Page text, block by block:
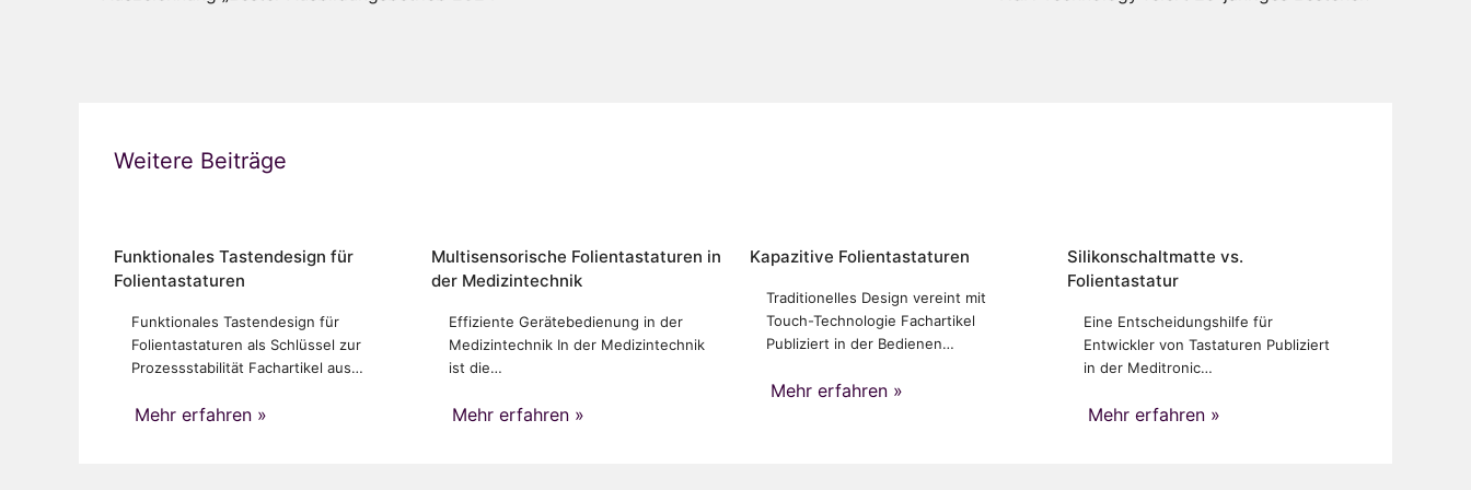
Weitere Beiträge
Funktionales Tastendesign für
Folientastaturen
Funktionales Tastendesign für
Folientastaturen als Schlüssel zur
Prozessstabilität Fachartikel aus…
Mehr erfahren »
Multisensorische Folientastaturen in
der Medizintechnik
Effiziente Gerätebedienung in der
Medizintechnik In der Medizintechnik
ist die…
Mehr erfahren »
Kapazitive Folientastaturen
Traditionelles Design vereint mit
Touch-Technologie Fachartikel
Publiziert in der Bedienen…
Mehr erfahren »
Silikonschaltmatte vs.
Folientastatur
Eine Entscheidungshilfe für
Entwickler von Tastaturen Publiziert
in der Meditronic…
Mehr erfahren »